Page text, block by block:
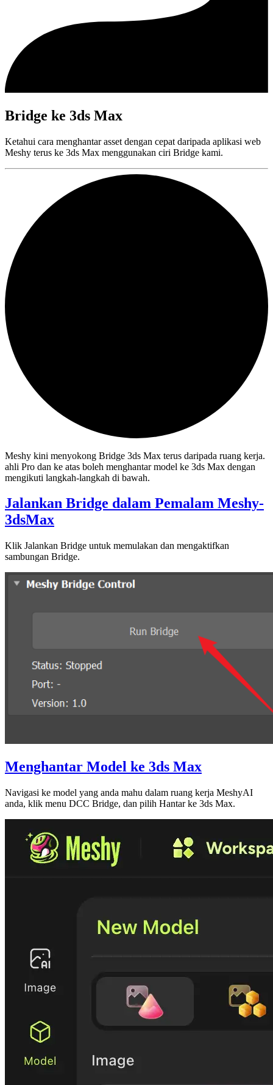
Bridge ke 3ds Max
Ketahui cara menghantar asset dengan cepat daripada aplikasi web
Meshy terus ke 3ds Max menggunakan ciri Bridge kami.
Meshy kini menyokong Bridge 3ds Max terus daripada ruang kerja.
ahli Pro dan ke atas boleh menghantar model ke 3ds Max dengan
mengikuti langkah-langkah di bawah.
Jalankan Bridge dalam Pemalam Meshy-
3dsMax
Klik Jalankan Bridge untuk memulakan dan mengaktifkan
sambungan Bridge.
Menghantar Model ke 3ds Max
Navigasi ke model yang anda mahu dalam ruang kerja MeshyAI
anda, klik menu DCC Bridge, dan pilih Hantar ke 3ds Max.